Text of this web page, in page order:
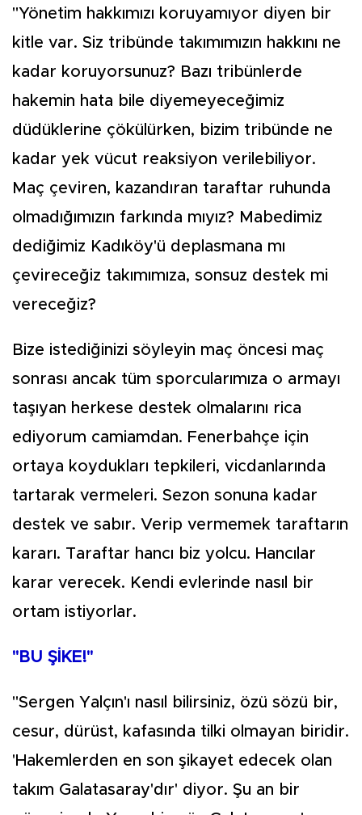
"Yönetim hakkımızı koruyamıyor diyen bir
kitle var. Siz tribünde takımımızın hakkını ne
kadar koruyorsunuz? Bazı tribünlerde
hakemin hata bile diyemeyeceğimiz
düdüklerine çökülürken, bizim tribünde ne
kadar yek vücut reaksiyon verilebiliyor.
Maç çeviren, kazandıran taraftar ruhunda
olmadığımızın farkında mıyız? Mabedimiz
dediğimiz Kadıköy'ü deplasmana mı
çevireceğiz takımımıza, sonsuz destek mi
vereceğiz?
Bize istediğinizi söyleyin maç öncesi maç
sonrası ancak tüm sporcularımıza o armayı
taşıyan herkese destek olmalarını rica
ediyorum camiamdan. Fenerbahçe için
ortaya koydukları tepkileri, vicdanlarında
tartarak vermeleri. Sezon sonuna kadar
destek ve sabır. Verip vermemek taraftarın
kararı. Taraftar hancı biz yolcu. Hancılar
karar verecek. Kendi evlerinde nasıl bir
ortam istiyorlar.
"BU ŞİKE!"
"Sergen Yalçın'ı nasıl bilirsiniz, özü sözü bir,
cesur, dürüst, kafasında tilki olmayan biridir.
'Hakemlerden en son şikayet edecek olan
takım Galatasaray'dır' diyor. Şu an bir